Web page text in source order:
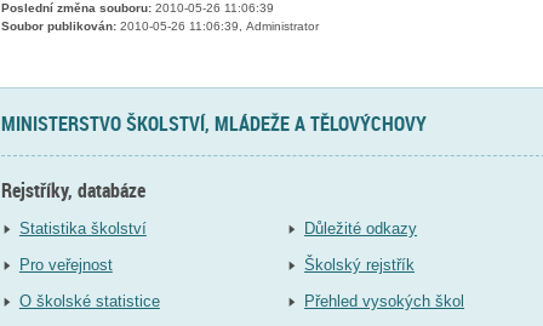
Poslední změna souboru:2010-05-26 11:06:39
Soubor publikován:2010-05-26 11:06:39, Administrator
MINISTERSTVO ŠKOLSTVÍ, MLÁDEŽE A TĚLOVÝCHOVY
Rejstříky, databáze
Statistika školství
Pro veřejnost
O školské statistice
Důležité odkazy
Školský rejstřík
Přehled vysokých škol